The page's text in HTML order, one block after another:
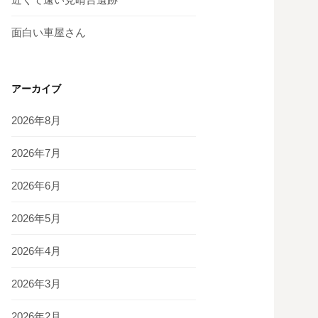
面白い車屋さん
アーカイブ
2026年8月
2026年7月
2026年6月
2026年5月
2026年4月
2026年3月